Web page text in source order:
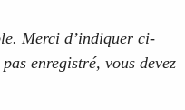
Merci d’indiquer ci-
enregistré, vous devez